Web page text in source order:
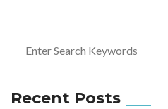
Recent Posts